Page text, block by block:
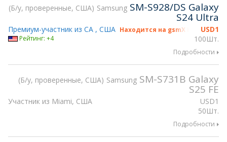
Б/у, проверенные, США Samsung SM-S928/DS Galaxy
S24 Ultra
USD1
100Шт.
Премиум-участник из CA , США Находится на gsmX Hong Kong
Рейтинг: +4
Подробности
Б/у, проверенные, США Samsung SM-S731B Galaxy
S25 FE
USD1
50Шт.
Участник из Miami, США
Подробности